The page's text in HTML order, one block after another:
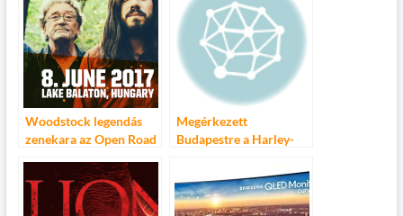
Woodstock legendás
zenekara az Open Road
Megérkezett
Budapestre a Harley-